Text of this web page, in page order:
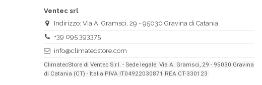
Ventec srl
Indirizzo: Via A. Gramsci, 29 - 95030 Gravina di Catania
+39 095 393375
info@climatecstore.com
ClimatecStore di Ventec S.r.l. - Sede legale: Via A. Gramsci, 29 - 95030 Gravina
di Catania (CT) - Italia P.IVA IT04922030871 REA CT-330123